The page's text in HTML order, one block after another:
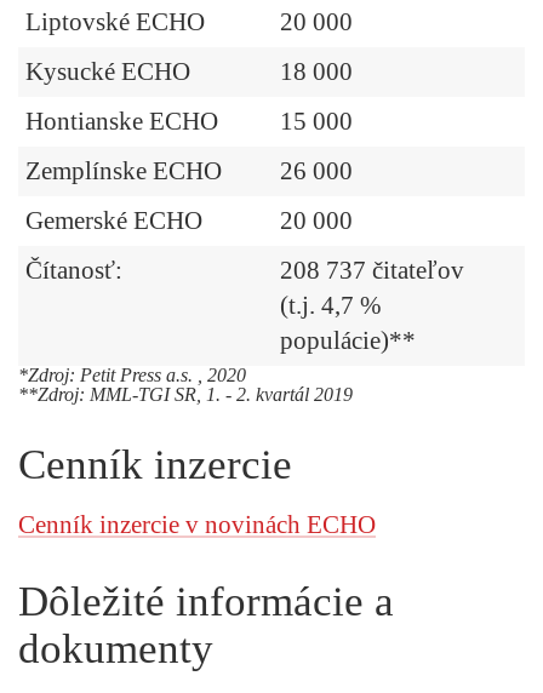
Liptovské ECHO
20 000
Kysucké ECHO
18 000
Hontianske ECHO
15 000
Zemplínske ECHO
26 000
Gemerské ECHO
20 000
Čítanosť:
208 737 čitateľov
(t.j. 4,7 %
populácie)**
*Zdroj: Petit Press a.s. , 2020
**Zdroj: MML-TGI SR, 1. - 2. kvartál 2019
Cenník inzercie
Cenník inzercie v novinách ECHO
Dôležité informácie a
dokumenty